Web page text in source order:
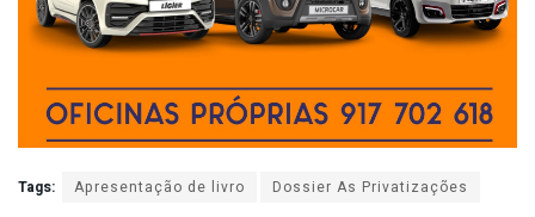
Tags: Apresentação de livro Dossier As Privatizações